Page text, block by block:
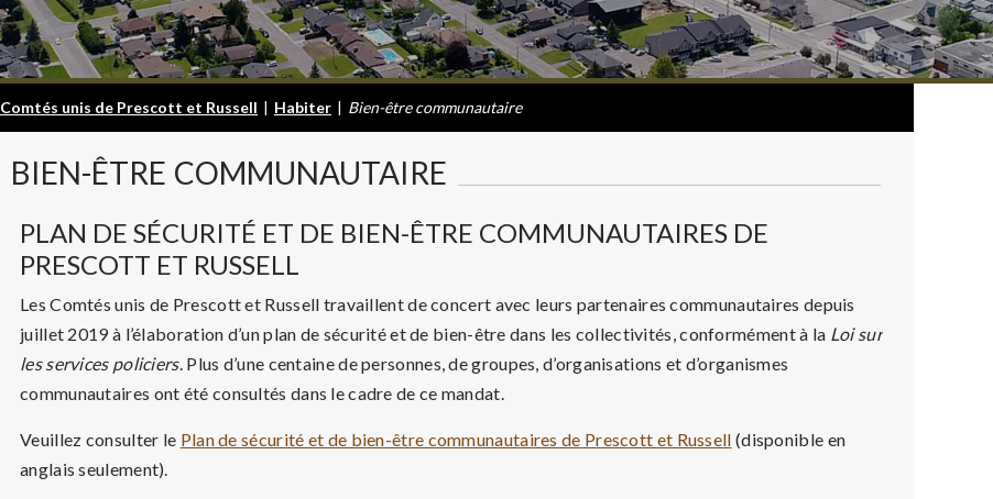
Comtés unis de Prescott et Russell | Habiter | Bien-être communautaire
BIEN-ÊTRE COMMUNAUTAIRE
PLAN DE SÉCURITÉ ET DE BIEN-ÊTRE COMMUNAUTAIRES DE
PRESCOTT ET RUSSELL
Les Comtés unis de Prescott et Russell travaillent de concert avec leurs partenaires communautaires depuis
juillet 2019 à l’élaboration d’un plan de sécurité et de bien-être dans les collectivités, conformément à la Loi sur
les services policiers. Plus d’une centaine de personnes, de groupes, d’organisations et d’organismes
communautaires ont été consultés dans le cadre de ce mandat.
Veuillez consulter le Plan de sécurité et de bien-être communautaires de Prescott et Russell (disponible en
anglais seulement).